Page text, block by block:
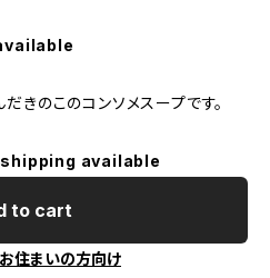
きのこのコンソメスープです。
available
to cart
住まいの方向け